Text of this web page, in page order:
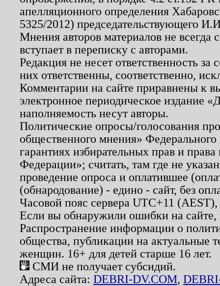
апелляционного определения
5325/2012) председательствующего
Мнения авторов материалов не
вступает в переписку с авторами.
Редакция не несет ответственность
них ответственны, соответственно,
Комментарии на сайте приравнены к
электронное периодическое издание
наполняемость несут авторы.
Политические опросы/голосования
общественного мнения»
гарантиях избирательных прав и
Федерации»; считать, там где не
проведение опроса и оплатившее
(обнародование) - едино - сайт, без
Часовой пояс сервера UTC+11
Если вы обнаружили ошибки на
Распространение информации о
общества, публикации на актуальные
женщин. 16+ для детей старше 16 лет.
СМИ не получает субсидий.
Адреса сайта: DEBRI-DV.COM,